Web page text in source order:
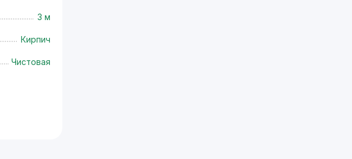
3 м
Кирпич
Чистовая